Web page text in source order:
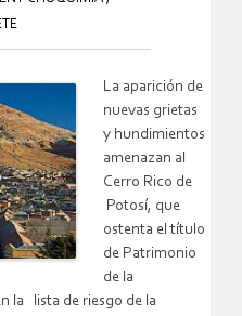
La aparición de
nuevas grietas
y hundimientos
amenazan al
Cerro Rico de
Potosí, que
ostenta el título
de Patrimonio
de la
la lista de riesgo de la